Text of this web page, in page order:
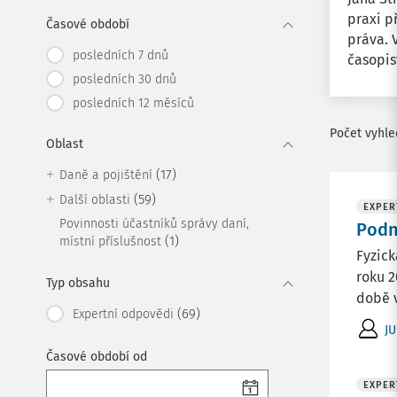
Časové období
posledních 7 dnů
posledních 30 dnů
posledních 12 měsíců
Oblast
Daně a pojištění (17)
Další oblasti (59)
Povinnosti účastníků správy daní,
místní příslušnost (1)
Typ obsahu
Expertní odpovědi (69)
Časové období od
praxi
práva.
Počet
roku
době